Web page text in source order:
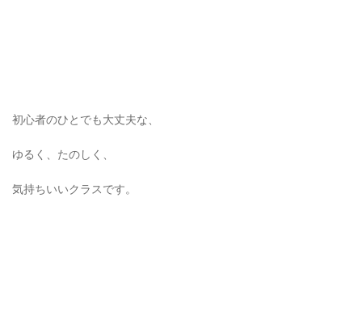
初心者のひとでも大丈夫な、
ゆるく、たのしく、
気持ちいいクラスです。